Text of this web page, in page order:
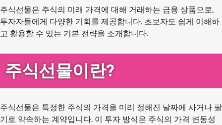
주식선물은 주식의 미래 가격에 대해 거래하는 금융 상품으로,
투자자들에게 다양한 기회를 제공합니다. 초보자도 쉽게 이해하
고 활용할 수 있는 기본 전략을 소개합니다.
주식선물이란?
주식선물은 특정한 주식의 가격을 미리 정해진 날짜에 사거나 팔
기로 약속하는 계약입니다. 이 투자 방식은 주식의 가격 변동성